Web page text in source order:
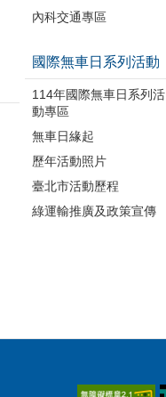
內科交通專區
國際無車日系列活動
114年國際無車日系列活
動專區
無車日緣起
歷年活動照片
臺北市活動歷程
綠運輸推廣及政策宣傳